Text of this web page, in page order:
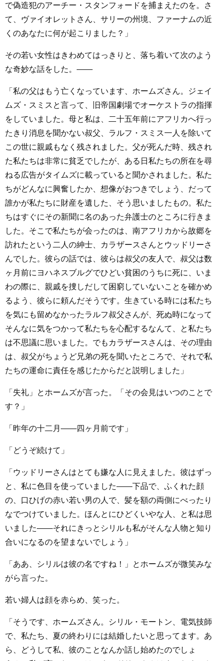
で偽造犯のアーチー・スタンフォードを捕まえたのを。さ
て、ヴァイオレットさん、サリーの州境、ファーナムの近
くのあなたに何が起こりました？」
その若い女性はきわめてはっきりと、落ち着いて次のよう
な奇妙な話をした。――
「私の父はもう亡くなっています、ホームズさん。ジェイ
ムズ・スミスと言って、旧帝国劇場でオーケストラの指揮
をしていました。母と私は、二十五年前にアフリカへ行っ
たきり消息を聞かない叔父、ラルフ・スミス一人を除いて
この世に親戚もなく残されました。父が死んだ時、残され
た私たちは非常に貧乏でしたが、ある日私たちの所在を尋
ねる広告がタイムズに載っていると聞かされました。私た
ちがどんなに興奮したか、想像がおつきでしょう、だって
誰かが私たちに財産を遺した、そう思いましたもの。私た
ちはすぐにその新聞に名のあった弁護士のところに行きま
した。そこで私たちが会ったのは、南アフリカから故郷を
訪れたという二人の紳士、カラザースさんとウッドリーさ
んでした。彼らの話では、彼らは叔父の友人で、叔父は数
ヶ月前にヨハネスブルグでひどい貧困のうちに死に、いま
わの際に、親戚を捜しだして困窮していないことを確かめ
るよう、彼らに頼んだそうです。生きている時には私たち
を気にも留めなかったラルフ叔父さんが、死ぬ時になって
そんなに気をつかって私たちを心配するなんて、と私たち
は不思議に思いました。でもカラザースさんは、その理由
は、叔父がちょうど兄弟の死を聞いたところで、それで私
たちの運命に責任を感じたからだと説明しました」
「失礼」とホームズが言った。「その会見はいつのことで
す？」
「昨年の十二月――四ヶ月前です」
「どうぞ続けて」
「ウッドリーさんはとても嫌な人に見えました。彼はずっ
と、私に色目を使っていました――下品で、ふくれた顔
の、口ひげの赤い若い男の人で、髪を額の両側にべったり
なでつけていました。ほんとにひどくいやな人、と私は思
いました――それにきっとシリルも私がそんな人物と知り
合いになるのを望まないでしょう」
「ああ、シリルは彼の名ですね！」とホームズが微笑みな
がら言った。
若い婦人は顔を赤らめ、笑った。
「そうです、ホームズさん。シリル・モートン、電気技師
で、私たち、夏の終わりには結婚したいと思ってます。あ
ら、どうして私、彼のことなんか話し始めたのでしょ